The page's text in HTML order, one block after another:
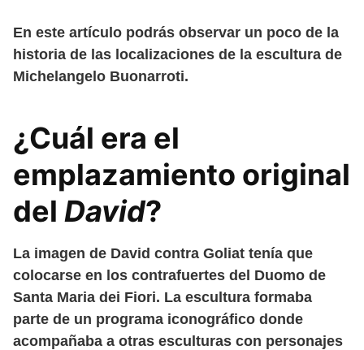
En este artículo podrás observar un poco de la
historia de las localizaciones de la escultura de
Michelangelo Buonarroti.
¿Cuál era el
emplazamiento original
del David?
La imagen de David contra Goliat tenía que
colocarse en los contrafuertes del Duomo de
Santa Maria dei Fiori. La escultura formaba
parte de un programa iconográfico donde
acompañaba a otras esculturas con personajes